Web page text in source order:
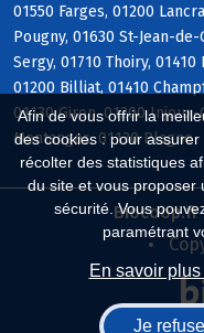
Afin de vous offrir la
des cookies : pour
récolter des statistiques
du site et vous proposer
sécurité. Vous
paramétrant
En savoir
Je refuse
01550 Farges, 01200
Pougny, 01630 St-Jean-
Sergy, 01710 Thoiry,
01200 Billiat, 01410
01130 Giron, 01200
Montanges, 01130 Plagne
Biocoop.fr